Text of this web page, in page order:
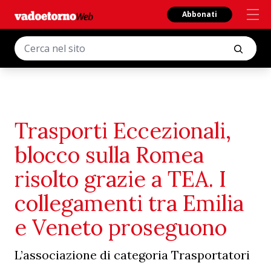
Abbonati
Trasporti Eccezionali,
blocco sulla Romea
risolto grazie a TEA. I
collegamenti tra Emilia
e Veneto proseguono
L’associazione di categoria Trasportatori